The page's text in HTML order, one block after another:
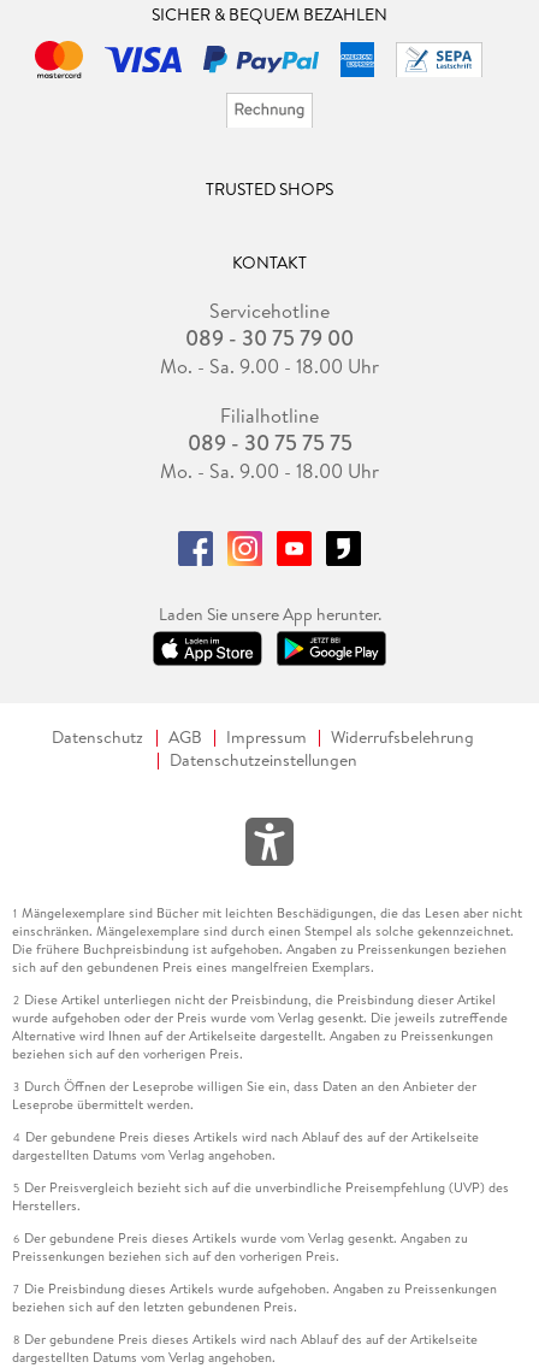
SICHER & BEQUEM BEZAHLEN
TRUSTED SHOPS
KONTAKT
Servicehotline
089 - 30 75 79 00
Mo. - Sa. 9.00 - 18.00 Uhr
Filialhotline
089 - 30 75 75 75
Mo. - Sa. 9.00 - 18.00 Uhr
Laden Sie unsere App herunter.
Datenschutz AGB Impressum
Widerrufsbelehrung
Datenschutzeinstellungen
1 Mängelexemplare sind Bücher mit leichten Beschädigungen, die das Lesen aber nicht
einschränken. Mängelexemplare sind durch einen Stempel als solche gekennzeichnet.
Die frühere Buchpreisbindung ist aufgehoben. Angaben zu Preissenkungen beziehen
sich auf den gebundenen Preis eines mangelfreien Exemplars.
2 Diese Artikel unterliegen nicht der Preisbindung, die Preisbindung dieser Artikel
wurde aufgehoben oder der Preis wurde vom Verlag gesenkt. Die jeweils zutreffende
Alternative wird Ihnen auf der Artikelseite dargestellt. Angaben zu Preissenkungen
beziehen sich auf den vorherigen Preis.
3 Durch Öffnen der Leseprobe willigen Sie ein, dass Daten an den Anbieter der
Leseprobe übermittelt werden.
4 Der gebundene Preis dieses Artikels wird nach Ablauf des auf der Artikelseite
dargestellten Datums vom Verlag angehoben.
5 Der Preisvergleich bezieht sich auf die unverbindliche Preisempfehlung (UVP) des
Herstellers.
6 Der gebundene Preis dieses Artikels wurde vom Verlag gesenkt. Angaben zu
Preissenkungen beziehen sich auf den vorherigen Preis.
7 Die Preisbindung dieses Artikels wurde aufgehoben. Angaben zu Preissenkungen
beziehen sich auf den letzten gebundenen Preis.
8 Der gebundene Preis dieses Artikels wird nach Ablauf des auf der Artikelseite
dargestellten Datums vom Verlag angehoben.